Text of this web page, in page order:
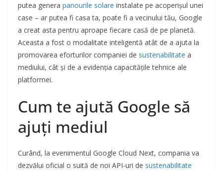
putea genera panourile solare instalate pe acoperișul unei
case – ar putea fi casa ta, poate fi a vecinului tău, Google
a creat asta pentru aproape fiecare casă de pe planetă.
Aceasta a fost o modalitate inteligentă atât de a ajuta la
promovarea eforturilor companiei de sustenabilitate a
mediului, cât și de a evidenția capacitățile tehnice ale
platformei.
Cum te ajută Google să
ajuți mediul
Curând, la evenimentul Google Cloud Next, compania va
dezvălui oficial o suită de noi API-uri de sustenabilitate